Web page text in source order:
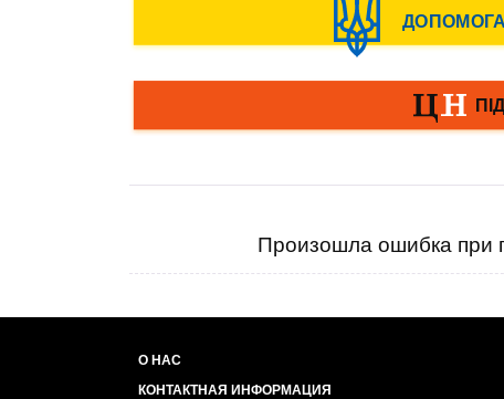
Произошла ошибка при
О НАС
КОНТАКТНАЯ ИНФОРМАЦИЯ